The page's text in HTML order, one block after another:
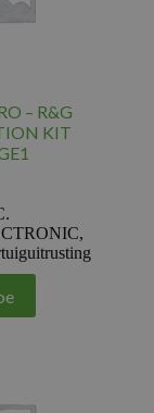
– R&G
KIT
,